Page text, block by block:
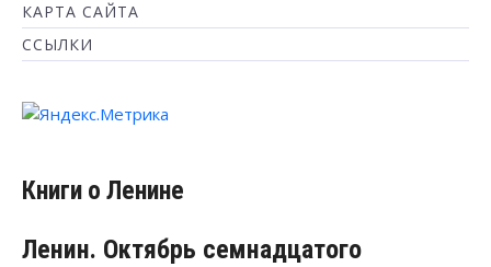
КАРТА САЙТА
ССЫЛКИ
Книги о Ленине
Ленин. Октябрь семнадцатого